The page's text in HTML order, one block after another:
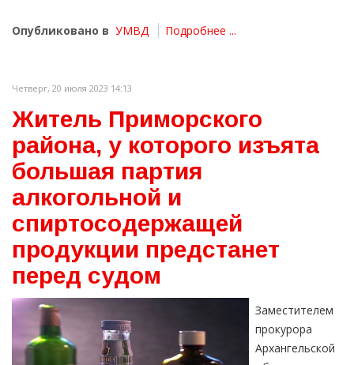
Опубликовано в УМВД Подробнее ...
Четверг, 20 июля 2023 14:13
Житель Приморского
района, у которого изъята
большая партия
алкогольной и
спиртосодержащей
продукции предстанет
перед судом
Заместителем
прокурора
Архангельской